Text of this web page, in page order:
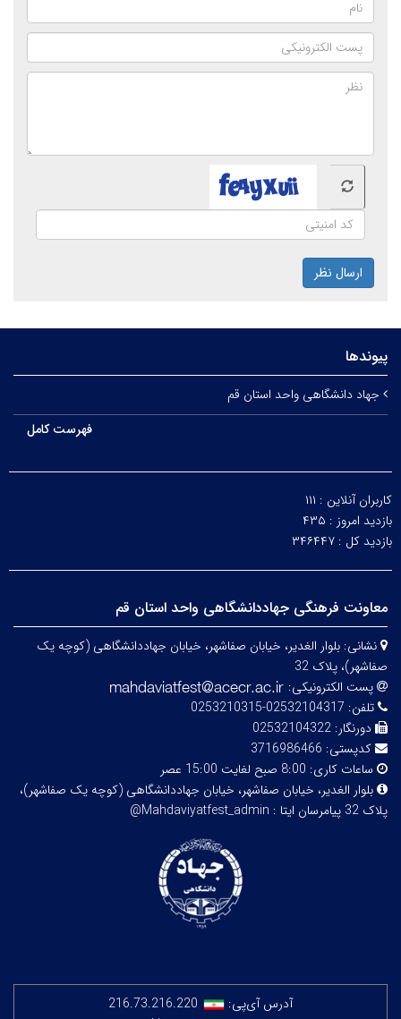
ارسال نظر
پیوندها
جهاد دانشگاهی واحد استان قم
فهرست کامل
کاربران آنلاین : ۱۱۱
بازدید امروز : ۴۳۵
بازدید کل : ۳۴۶۴۴۷
معاونت فرهنگی جهاددانشگاهی واحد استان قم
نشانی: بلوار الغدیر، خیابان صفاشهر، خیابان جهاددانشگاهی (کوچه یک
صفاشهر)، پلاک 32
پست الکترونیکی:
تلفن: 02532104317-0253210315
دورنگار: 02532104322
کدپستی: 3716986466
ساعات کاری: 8:00 صبح لغایت 15:00 عصر
بلوار الغدیر، خیابان صفاشهر، خیابان جهاددانشگاهی (کوچه یک صفاشهر)،
پلاک 32
پیامرسان ایتا : Mahdaviyatfest_admin@
آدرس آی‌پی:
216.73.216.220